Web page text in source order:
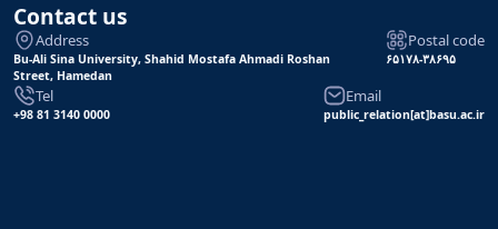
Contact us
Address
Bu-Ali Sina University, Shahid Mostafa Ahmadi Roshan
Street, Hamedan
Postal code
۶۵۱۷۸-۳۸۶۹۵
Tel
+98 81 3140 0000
Email
public_relation[at]basu.ac.ir